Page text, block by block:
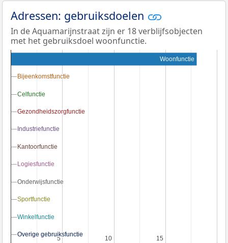
Adressen: gebruiksdoelen
In de Aquamarijnstraat zijn er 18 verblijfsobjecten
met het gebruiksdoel woonfunctie.
5
5 10
10 15
15
Woonfunctie
Bijeenkomstfunctie
Bijeenkomstfunctie
Celfunctie
Celfunctie
Gezondheidszorgfunctie
Gezondheidszorgfunctie
Industriefunctie
Industriefunctie
Kantoorfunctie
Kantoorfunctie
Logiesfunctie
Logiesfunctie
Onderwijsfunctie
Onderwijsfunctie
Sportfunctie
Sportfunctie
Winkelfunctie
Winkelfunctie
Overige gebruiksfunctie
Overige gebruiksfunctie